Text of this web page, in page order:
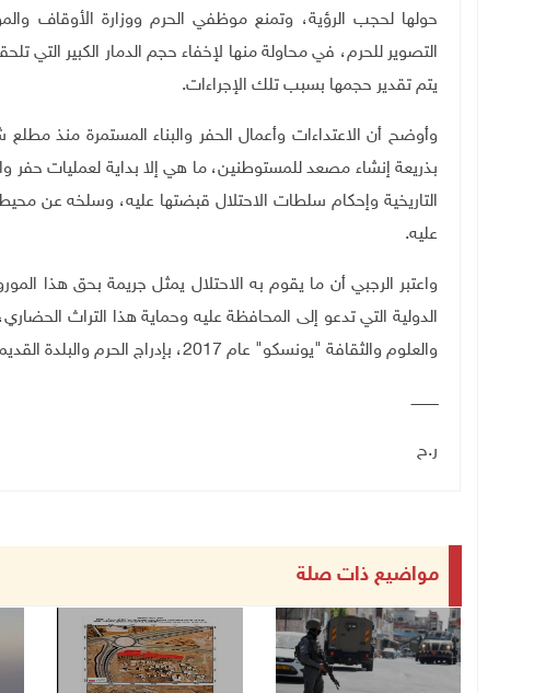
حولها لحجب الرؤية، وتمنع موظفي الحرم ووزارة الأوقاف
التصوير للحرم، في محاولة منها لإخفاء حجم الدمار الكبير التي
يتم تقدير حجمها بسبب تلك الإجراءات.
وأوضح أن الاعتداءات وأعمال الحفر والبناء المستمرة منذ
بذريعة إنشاء مصعد للمستوطنين، ما هي إلا بداية لعمليات
التاريخية وإحكام سلطات الاحتلال قبضتها عليه، وسلخه عن
عليه.
واعتبر الرجبي أن ما يقوم به الاحتلال يمثل جريمة بحق هذا
الدولية التي تدعو إلى المحافظة عليه وحماية هذا التراث
والعلوم والثقافة "يونسكو" عام 2017، بإدراج الحرم والبلدة القديمة من الخليل على لائحة التراث العالمي
ــــــــــــ
ر.ح
مواضيع ذات صلة